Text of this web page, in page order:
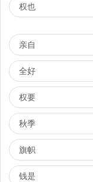
权也
亲自
全好
权要
秋季
旗帜
钱是